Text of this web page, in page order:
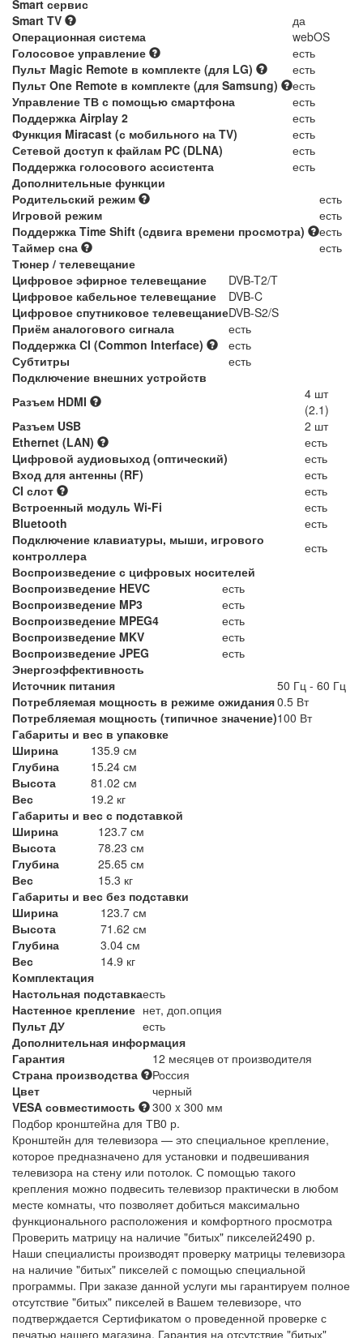
Smart сервис
Smart TV
да
Операционная система
webOS
Голосовое управление
есть
Пульт Magic Remote в комплекте (для LG)
есть
Пульт One Remote в комплекте (для Samsung)
есть
Управление ТВ с помощью смартфона
есть
Поддержка Airplay 2
есть
Функция Miracast (с мобильного на TV)
есть
Сетевой доступ к файлам PC (DLNA)
есть
Поддержка голосового ассистента
есть
Дополнительные функции
Родительский режим
есть
Игровой режим
есть
Поддержка Time Shift (сдвига времени просмотра)
есть
Таймер сна
есть
Тюнер / телевещание
Цифровое эфирное телевещание
DVB-T2/T
Цифровое кабельное телевещание
DVB-C
Цифровое спутниковое телевещаниеDVB-S2/S
Приём аналогового сигнала
есть
Поддержка CI (Common Interface)
есть
Субтитры
есть
Подключение внешних устройств
Разъем HDMI
4 шт
(2.1)
Разъем USB
2 шт
Ethernet (LAN)
есть
Цифровой аудиовыход (оптический)
есть
Вход для антенны (RF)
есть
CI слот
есть
Встроенный модуль Wi-Fi
есть
Bluetooth
есть
Подключение клавиатуры, мыши, игрового
контроллера
есть
Воспроизведение с цифровых носителей
Воспроизведение HEVC
есть
Воспроизведение MP3
есть
Воспроизведение MPEG4
есть
Воспроизведение MKV
есть
Воспроизведение JPEG
есть
Энергоэффективность
Источник питания
50 Гц - 60 Гц
Потребляемая мощность в режиме ожидания0.5 Вт
Потребляемая мощность (типичное значение)100 Вт
Габариты и вес в упаковке
Ширина
135.9 см
Глубина
15.24 см
Высота
81.02 см
Вес
19.2 кг
Габариты и вес с подставкой
Ширина
123.7 см
Высота
78.23 см
Глубина
25.65 см
Вес
15.3 кг
Габариты и вес без подставки
Ширина
123.7 см
Высота
71.62 см
Глубина
3.04 см
Вес
14.9 кг
Комплектация
Настольная подставкаесть
Настенное крепление нет, доп.опция
Пульт ДУ
есть
Дополнительная информация
Гарантия
12 месяцев от производителя
Страна производства
Россия
Цвет
черный
VESA совместимость
300 x 300 мм
Подбор кронштейна для ТВ0 р.
Кронштейн для телевизора — это специальное крепление,
которое предназначено для установки и подвешивания
телевизора на стену или потолок. С помощью такого
крепления можно подвесить телевизор практически в любом
месте комнаты, что позволяет добиться максимально
функционального расположения и комфортного просмотра
Проверить матрицу на наличие "битых" пикселей2490 р.
Наши специалисты производят проверку матрицы телевизора
на наличие "битых" пикселей с помощью специальной
программы. При заказе данной услуги мы гарантируем полное
отсутствие "битых" пикселей в Вашем телевизоре, что
подтверждается Сертификатом о проведенной проверке с
печатью нашего магазина. Гарантия на отсутствие "битых"